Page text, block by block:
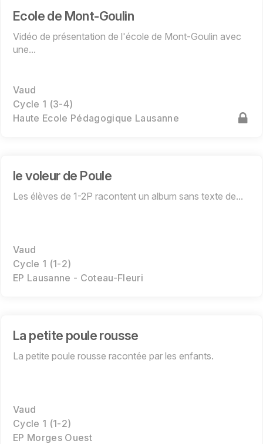
Ecole de Mont-Goulin
Vidéo de présentation de l'école de Mont-Goulin avec
une...
Vaud
Cycle 1 (3-4)
Haute Ecole Pédagogique Lausanne
le voleur de Poule
Les élèves de 1-2P racontent un album sans texte de...
Vaud
Cycle 1 (1-2)
EP Lausanne - Coteau-Fleuri
La petite poule rousse
La petite poule rousse racontée par les enfants.
Vaud
Cycle 1 (1-2)
EP Morges Ouest